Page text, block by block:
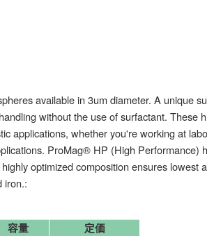
available in 3um diameter. A unique
without the use of surfactant. These
applications, whether you're working at
ProMag® HP (High Performance)
optimized composition ensures lowest
iron.:
容量
定価